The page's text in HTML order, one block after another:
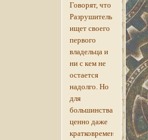
Говорят, что
Разрушитель
ищет своего
первого
владельца и
ни с кем не
остается
надолго. Но
для
большинства
ценно даже
кратковременное